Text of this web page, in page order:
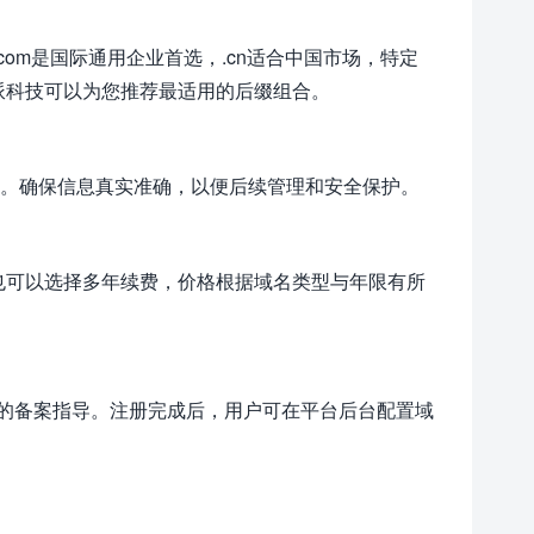
是国际通用企业首选，.cn适合中国市场，特定
技可以为您推荐最适用的后缀组合。
保信息真实准确，以便后续管理和安全保护。
以选择多年续费，价格根据域名类型与年限有所
案指导。注册完成后，用户可在平台后台配置域